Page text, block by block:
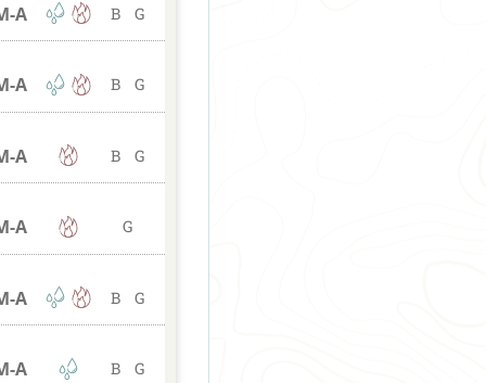
-A B G
-A B G
-A B G
-A G
-A B G
-A B G